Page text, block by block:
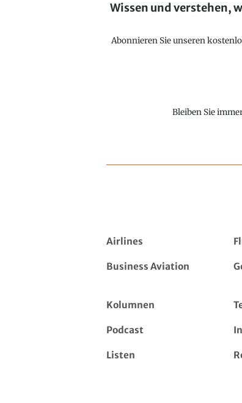
Wissen und verstehen,
Abonnieren Sie unseren
Bleiben Sie
Airlines
Business Aviation
Kolumnen
Podcast
Listen